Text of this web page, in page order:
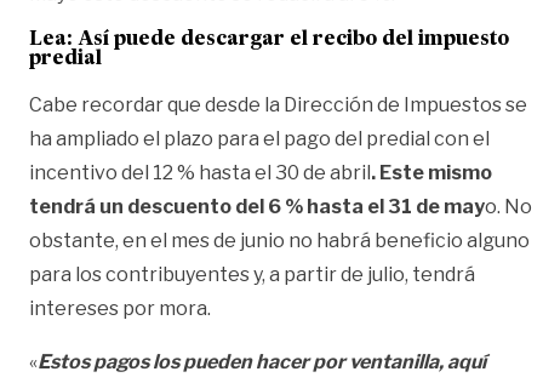
Lea: Así puede descargar el recibo del impuesto
predial
Cabe recordar que desde la Dirección de Impuestos se
ha ampliado el plazo para el pago del predial con el
incentivo del 12 % hasta el 30 de abril . Este mismo
tendrá un descuento del 6 % hasta el 31 de mayo. No
obstante, en el mes de junio no habrá beneficio alguno
para los contribuyentes y, a partir de julio, tendrá
intereses por mora.
«Estos pagos los pueden hacer por ventanilla, aquí